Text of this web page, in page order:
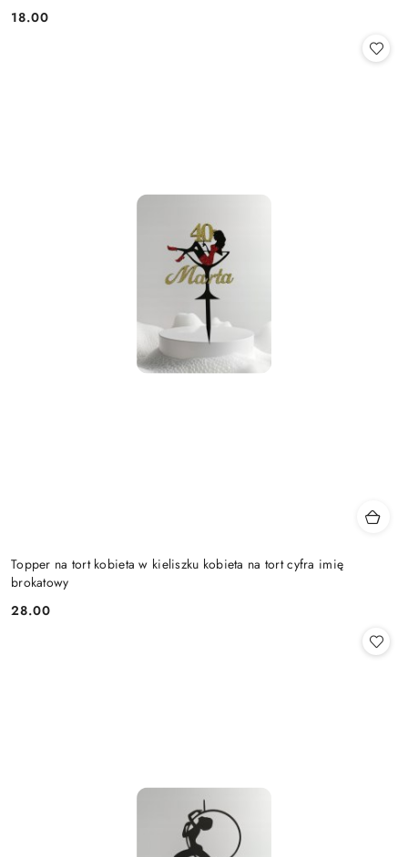
Cena:
18.00
Topper na tort kobieta w kieliszku kobieta na tort cyfra imię
brokatowy
Cena:
28.00